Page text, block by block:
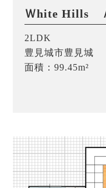
Ｗhite Hills
2LDK
豊見城市豊見城
面積：99.45m²